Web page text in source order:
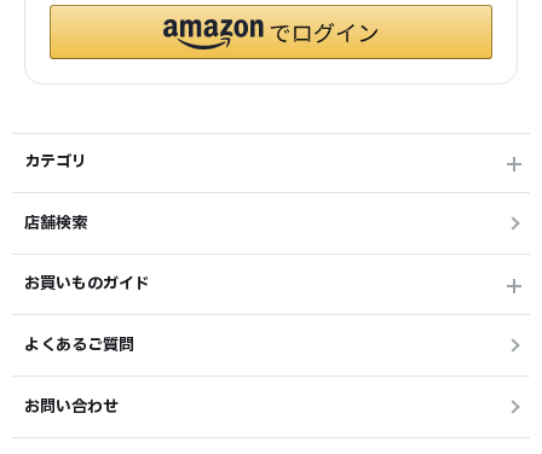
カテゴリ
店舗検索
お買いものガイド
よくあるご質問
お問い合わせ